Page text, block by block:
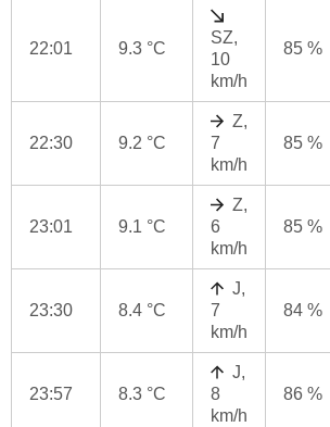
22:01 9.3 °C
SZ,
10
km/h
85 %
22:30 9.2 °C
Z,
7
km/h
85 %
23:01 9.1 °C
Z,
6
km/h
85 %
23:30 8.4 °C
J,
7
km/h
84 %
23:57 8.3 °C
J,
8
km/h
86 %